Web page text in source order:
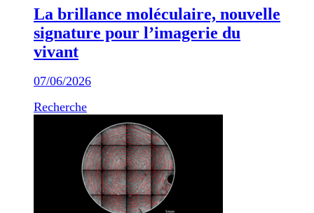
La brillance moléculaire, nouvelle
signature pour l’imagerie du
vivant
07/06/2026
Recherche